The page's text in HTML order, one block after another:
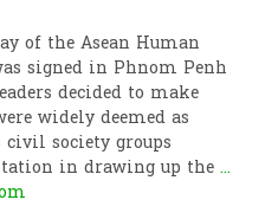
of the Asean Human
signed in Phnom Penh
decided to make
widely deemed as
civil society groups
in drawing up the...